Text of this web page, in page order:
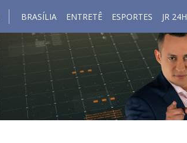
BRASÍLIA ENTRETÊ ESPORTES JR 24H